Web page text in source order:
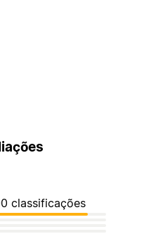
classificações